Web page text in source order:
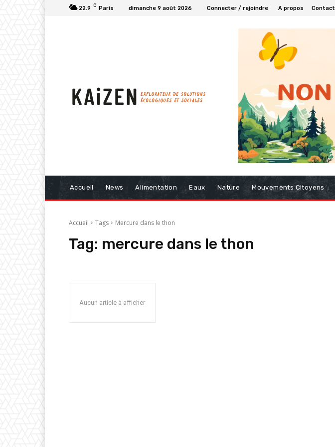
22.9 C Paris dimanche 9 août 2026 Connecter / rejoindre A propos Contact
Accueil News Alimentation Eaux Nature Mouvements Citoyens
Accueil Tags Mercure dans le thon
Tag: mercure dans le thon
Aucun article à afficher